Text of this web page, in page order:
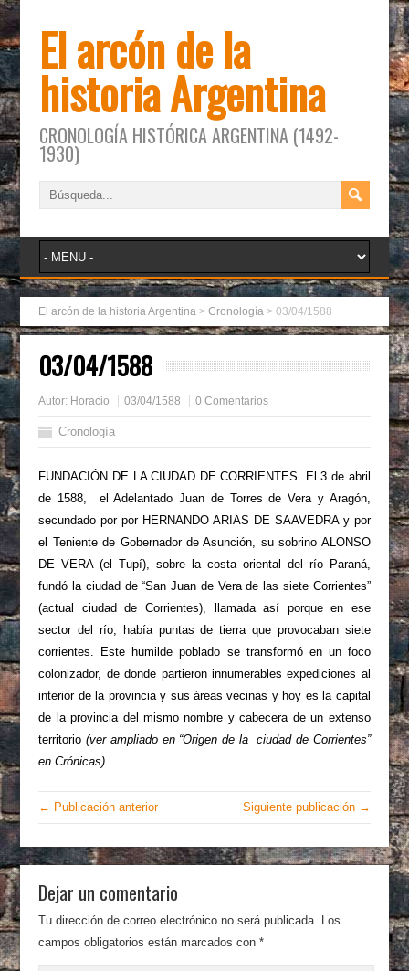
El arcón de la
historia Argentina
CRONOLOGÍA HISTÓRICA ARGENTINA (1492-
1930)
El arcón de la historia Argentina >Cronología >03/04/1588
03/04/1588
Autor: Horacio 03/04/1588 0 Comentarios
Cronología
FUNDACIÓN DE LA CIUDAD DE CORRIENTES. El 3 de abril
de 1588, el Adelantado Juan de Torres de Vera y Aragón,
secundado por por HERNANDO ARIAS DE SAAVEDRA y por
el Teniente de Gobernador de Asunción, su sobrino ALONSO
DE VERA (el Tupí), sobre la costa oriental del río Paraná,
fundó la ciudad de “San Juan de Vera de las siete Corrientes”
(actual ciudad de Corrientes), llamada así porque en ese
sector del río, había puntas de tierra que provocaban siete
corrientes. Este humilde poblado se transformó en un foco
colonizador, de donde partieron innumerables expediciones al
interior de la provincia y sus áreas vecinas y hoy es la capital
de la provincia del mismo nombre y cabecera de un extenso
territorio(ver ampliado en “Origen de la ciudad de Corrientes”
en Crónicas).
← Publicación anterior Siguiente publicación →
Dejar un comentario
Tu dirección de correo electrónico no será publicada. Los
campos obligatorios están marcados con*